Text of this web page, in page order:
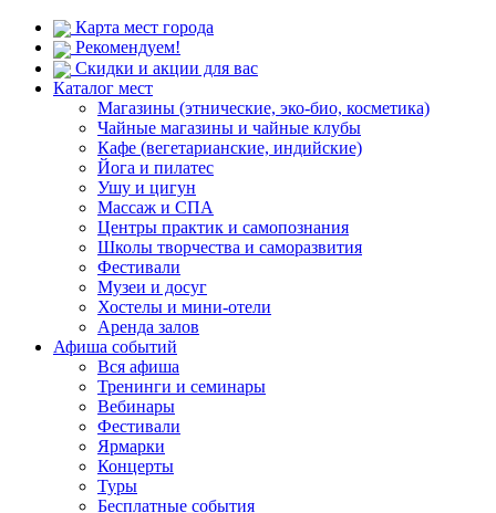
Карта мест города
Рекомендуем!
Скидки и акции для вас
Каталог мест
Магазины (этнические, эко-био, косметика)
Чайные магазины и чайные клубы
Кафе (вегетарианские, индийские)
Йога и пилатес
Ушу и цигун
Массаж и СПА
Центры практик и самопознания
Школы творчества и саморазвития
Фестивали
Музеи и досуг
Хостелы и мини-отели
Аренда залов
Афиша событий
Вся афиша
Тренинги и семинары
Вебинары
Фестивали
Ярмарки
Концерты
Туры
Бесплатные события